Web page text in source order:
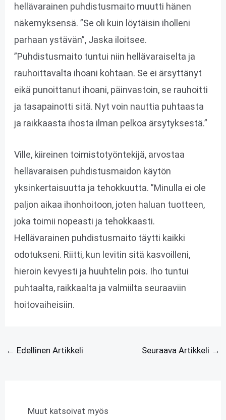
hellävarainen puhdistusmaito muutti hänen
näkemyksensä. ”Se oli kuin löytäisin iholleni
parhaan ystävän”, Jaska iloitsee.
”Puhdistusmaito tuntui niin hellävaraiselta ja
rauhoittavalta ihoani kohtaan. Se ei ärsyttänyt
eikä punoittanut ihoani, päinvastoin, se rauhoitti
ja tasapainotti sitä. Nyt voin nauttia puhtaasta
ja raikkaasta ihosta ilman pelkoa ärsytyksestä.”
Ville, kiireinen toimistotyöntekijä, arvostaa
hellävaraisen puhdistusmaidon käytön
yksinkertaisuutta ja tehokkuutta. ”Minulla ei ole
paljon aikaa ihonhoitoon, joten haluan tuotteen,
joka toimii nopeasti ja tehokkaasti.
Hellävarainen puhdistusmaito täytti kaikki
odotukseni. Riitti, kun levitin sitä kasvoilleni,
hieroin kevyesti ja huuhtelin pois. Iho tuntui
puhtaalta, raikkaalta ja valmiilta seuraaviin
hoitovaiheisiin.
← Edellinen Artikkeli Seuraava Artikkeli →
Muut katsoivat myös